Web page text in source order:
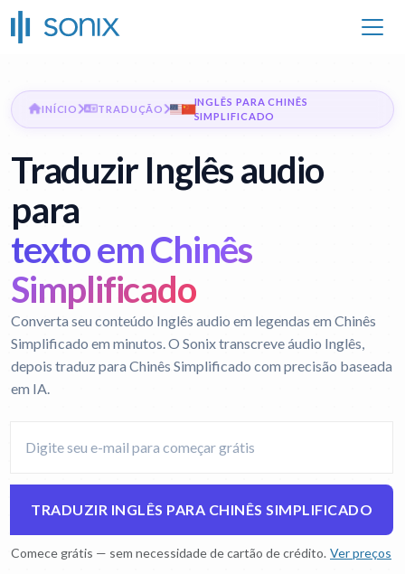
INÍCIO TRADUÇÃO
INGLÊS PARA CHINÊS
SIMPLIFICADO
Traduzir Inglês audio
para
texto em Chinês
Simplificado
Converta seu conteúdo Inglês audio em legendas em Chinês
Simplificado em minutos. O Sonix transcreve áudio Inglês,
depois traduz para Chinês Simplificado com precisão baseada
em IA.
TRADUZIR INGLÊS PARA CHINÊS SIMPLIFICADO
Comece grátis — sem necessidade de cartão de crédito. Ver preços